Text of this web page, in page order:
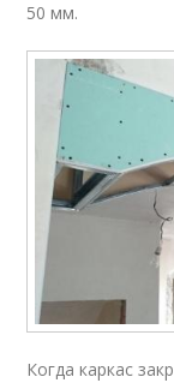
50 мм.
Когда каркас